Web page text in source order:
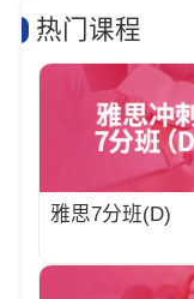
热门课程
雅思7分班(D)